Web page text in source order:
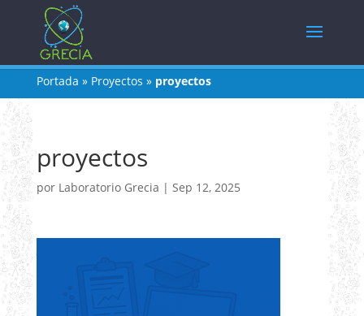
Portada » Proyectos » proyectos
proyectos
por Laboratorio Grecia | Sep 12, 2025